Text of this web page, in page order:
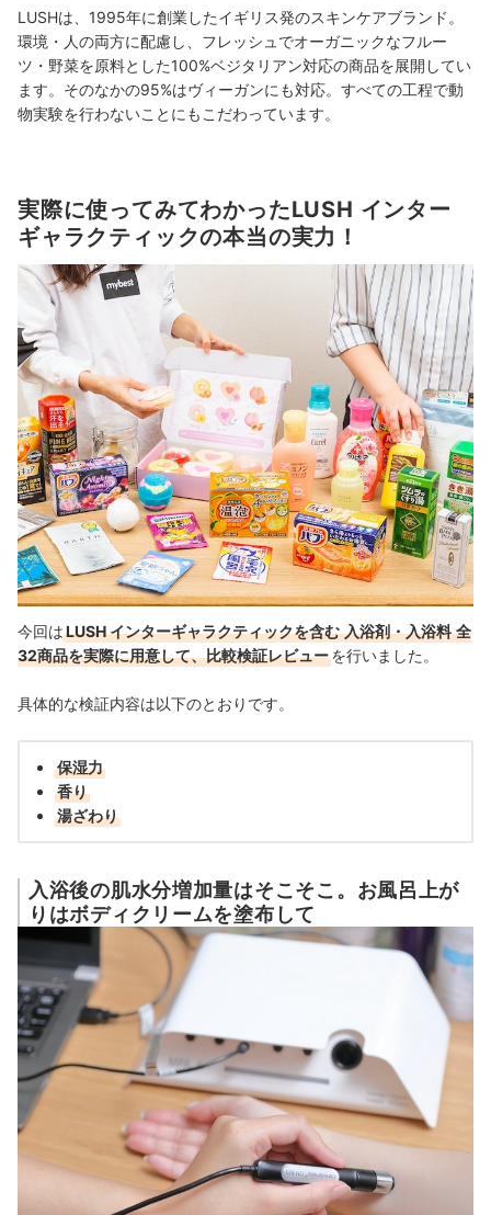
LUSHは、1995年に創業したイギリス発のスキンケアブランド。
環境・人の両方に配慮し、フレッシュでオーガニックなフルー
ツ・野菜を原料とした100%ベジタリアン対応の商品を展開してい
ます。そのなかの95%はヴィーガンにも対応。すべての工程で動
物実験を行わないことにもこだわっています。
実際に使ってみてわかったLUSH インター
ギャラクティックの本当の実力！
今回はLUSH インターギャラクティックを含む 入浴剤・入浴料 全
32商品を実際に用意して、比較検証レビューを行いました。
具体的な検証内容は以下のとおりです。
保湿力
香り
湯ざわり
入浴後の肌水分増加量はそこそこ。お風呂上が
りはボディクリームを塗布して